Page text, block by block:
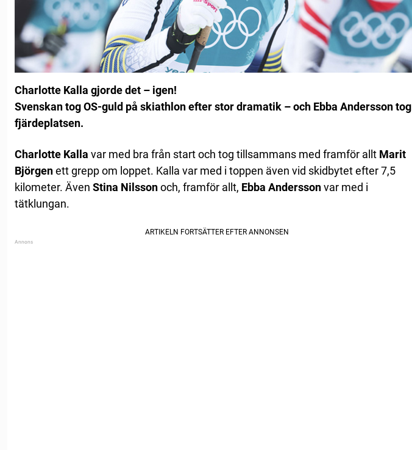
Charlotte Kalla gjorde det – igen!
Svenskan tog OS-guld på skiathlon efter stor dramatik – och Ebba Andersson tog
fjärdeplatsen.
Charlotte Kalla var med bra från start och tog tillsammans med framför allt Marit
Björgenett grepp om loppet. Kalla var med i toppen även vid skidbytet efter 7,5
kilometer. Även Stina Nilssonoch, framför allt, Ebba Anderssonvar med i
tätklungan.